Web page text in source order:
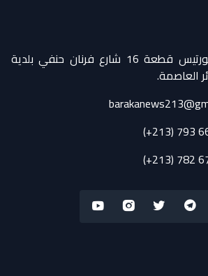
حي كورتيس قطعة 16 شارع فرنان حنفي بلدية
العاصمة.
(+213) 793
(+213) 782